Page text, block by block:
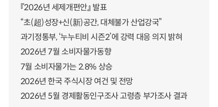
『2026년 세제개편안』 발표
“초(超)성장+신(新)공간, 대체불가 산업강국”
과기정통부, ‘누누티비 시즌2’에 강력 대응 의지 밝혀
2026년 7월 소비자물가동향
7월 소비자물가는 2.8% 상승
2026년 한국 주식시장 여건 및 전망
2026년 5월 경제활동인구조사 고령층 부가조사 결과